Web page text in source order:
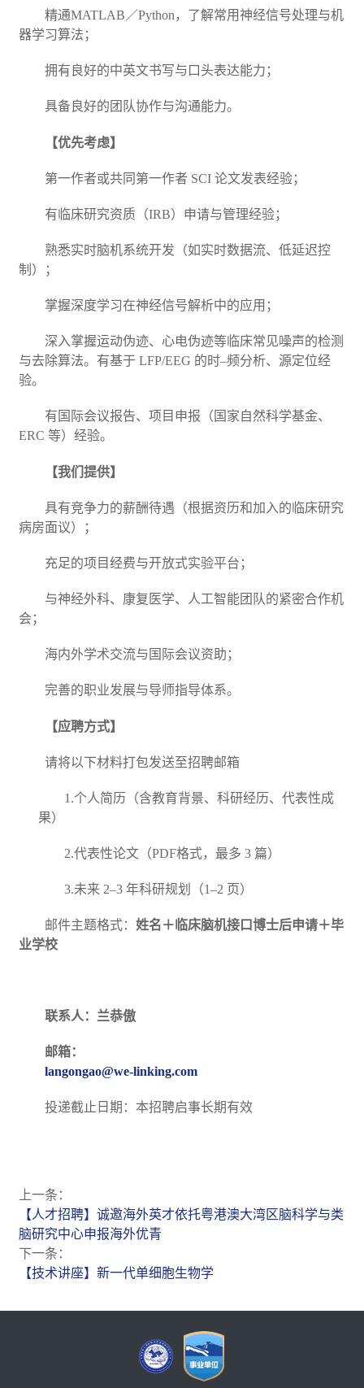
精通MATLAB ／Python ，了解常用神经信号处理与机
器学习算法；
拥有良好的中英文书写与口头表达能力；
具备良好的团队协作与沟通能力。
【优先考虑】
第一作者或共同第一作者 SCI 论文发表经验；
有临床研究资质（IRB）申请与管理经验；
熟悉实时脑机系统开发（如实时数据流、低延迟控
制）；
掌握深度学习在神经信号解析中的应用；
深入掌握运动伪迹、心电伪迹等临床常见噪声的检测
与去除算法。有基于 LFP/EEG 的时–频分析、源定位经
验。
有国际会议报告、项目申报（国家自然科学基金、
ERC 等）经验。
【我们提供】
具有竞争力的薪酬待遇（根据资历和加入的临床研究
病房面议）；
充足的项目经费与开放式实验平台；
与神经外科、康复医学、人工智能团队的紧密合作机
会；
海内外学术交流与国际会议资助；
完善的职业发展与导师指导体系。
【应聘方式】
请将以下材料打包发送至招聘邮箱
1.个人简历（含教育背景、科研经历、代表性成
果）
2.代表性论文（PDF格式，最多 3 篇）
3.未来 2–3 年科研规划（1–2 页）
邮件主题格式： 姓名＋临床脑机接口博士后申请＋毕
业学校
联系人：兰恭傲
邮箱：
langongao@we-linking.com
投递截止日期：本招聘启事长期有效
上一条：
【人才招聘】诚邀海外英才依托粤港澳大湾区脑科学与类
脑研究中心申报海外优青
下一条：
【技术讲座】新一代单细胞生物学